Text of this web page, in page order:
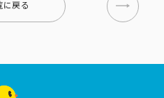
に戻る